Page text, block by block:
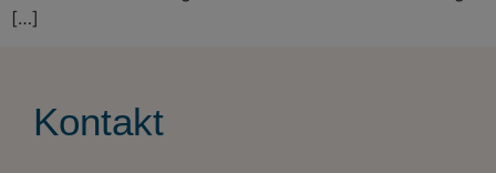
[…]
Kontakt